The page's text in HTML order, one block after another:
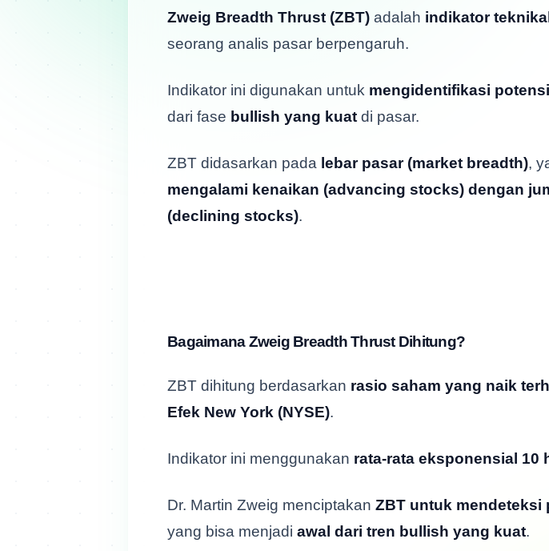
Zweig Breadth Thrust (ZBT) adalah indikator teknikal
seorang analis pasar berpengaruh.
Indikator ini digunakan untuk mengidentifikasi
dari fase bullish yang kuat di pasar.
ZBT didasarkan pada lebar pasar (market breadth),
mengalami kenaikan (advancing stocks) dengan
(declining stocks).
Bagaimana Zweig Breadth Thrust Dihitung?
ZBT dihitung berdasarkan rasio saham yang naik
Efek New York (NYSE).
Indikator ini menggunakan rata-rata eksponensial 10
Dr. Martin Zweig menciptakan ZBT untuk mendeteksi
yang bisa menjadi awal dari tren bullish yang kuat.